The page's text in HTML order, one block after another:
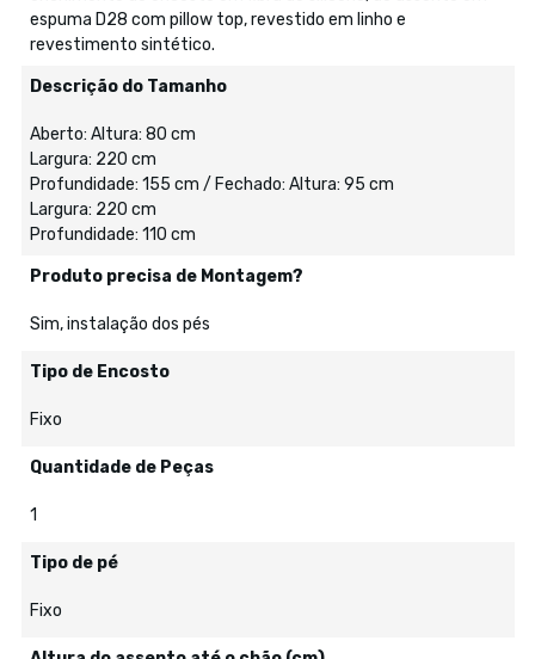
espuma D28 com pillow top, revestido em linho e
revestimento sintético.
Descrição do Tamanho
Aberto: Altura: 80 cm
Largura: 220 cm
Profundidade: 155 cm / Fechado: Altura: 95 cm
Largura: 220 cm
Profundidade: 110 cm
Produto precisa de Montagem?
Sim, instalação dos pés
Tipo de Encosto
Fixo
Quantidade de Peças
1
Tipo de pé
Fixo